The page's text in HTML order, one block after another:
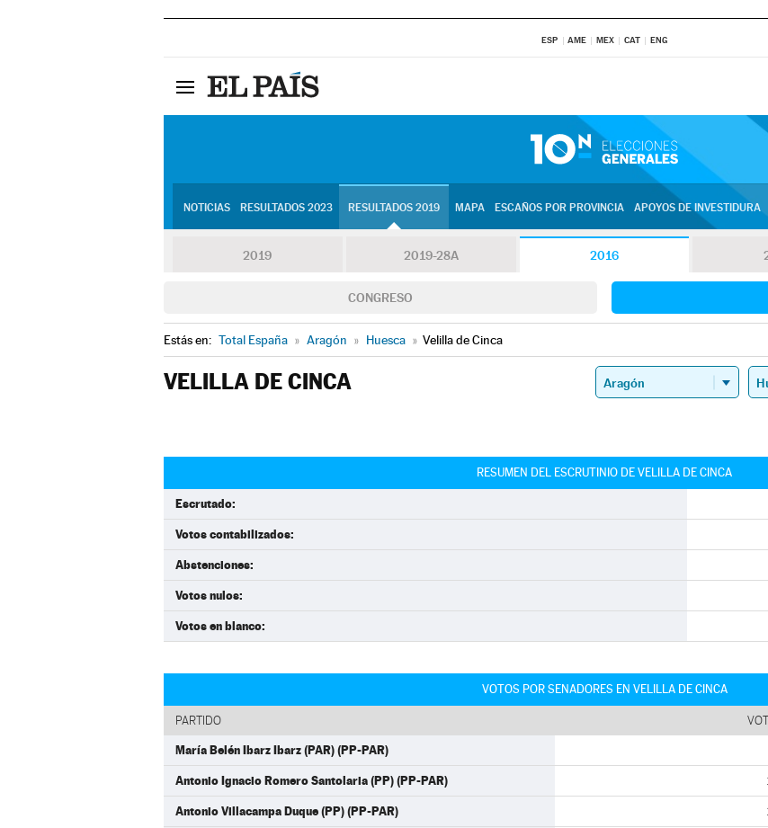
ESP AME MEX CAT ENG
NOTICIAS RESULTADOS 2023 RESULTADOS 2019 MAPA ESCAÑOS POR PROVINCIA APOYOS DE INVESTIDURA
2019 2019-28A 2016
CONGRESO
Estás en: Total España » Aragón » Huesca » Velilla de Cinca
VELILLA DE CINCA
RESUMEN DEL ESCRUTINIO DE VELILLA DE CINCA
Escrutado:
Votos contabilizados:
Abstenciones:
Votos nulos:
Votos en blanco:
VOTOS POR SENADORES EN VELILLA DE CINCA
PARTIDO
María Belén Ibarz Ibarz (PAR) (PP-PAR)
Antonio Ignacio Romero Santolaria (PP) (PP-PAR)
Antonio Villacampa Duque (PP) (PP-PAR)